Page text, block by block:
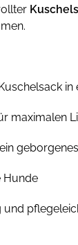
in
maximalen
Hunde
und